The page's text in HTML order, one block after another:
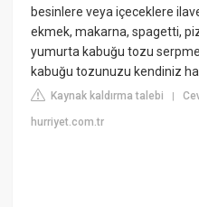
besinlere veya içeceklere
ekmek, makarna, spagetti,
yumurta kabuğu tozu
kabuğu tozunuzu kendiniz
Kaynak kaldırma talebi |
hurriyet.com.tr